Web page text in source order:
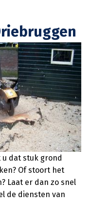
dat stuk grond
Of stoort het
Laat er dan zo snel
de diensten van